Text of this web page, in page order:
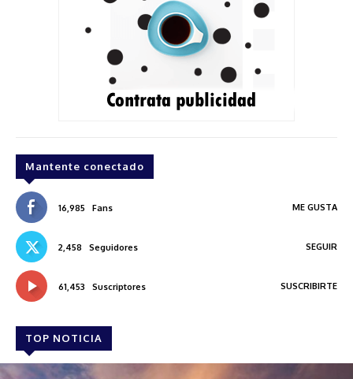
Mantente conectado
16,985 Fans ME GUSTA
2,458 Seguidores SEGUIR
61,453 Suscriptores SUSCRIBIRTE
TOP NOTICIA